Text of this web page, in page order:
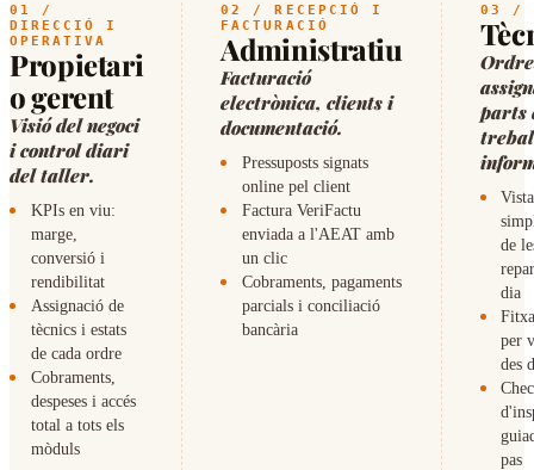
01 /
DIRECCIÓ I
OPERATIVA
Propietari
o gerent
Visió del negoci
i control diari
del taller.
KPIs en viu:
marge,
conversió i
rendibilitat
Assignació de
tècnics i estats
de cada ordre
Cobraments,
despeses i accés
total a tots els
mòduls
02 / RECEPCIÓ I
FACTURACIÓ
Administratiu
Facturació
electrònica, clients i
documentació.
Pressuposts signats
online pel client
Factura VeriFactu
enviada a l'AEAT amb
un clic
Cobraments, pagaments
parcials i conciliació
bancària
03 /
parts
Vista
de
dia
per
des
pas